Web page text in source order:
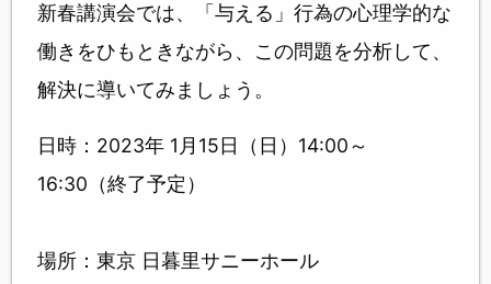
新春講演会では、「与える」行為の心理学的な
働きをひもときながら、この問題を分析して、
解決に導いてみましょう。
日時：2023年 1月15日（日）14:00～
16:30（終了予定）
場所：東京 日暮里サニーホール